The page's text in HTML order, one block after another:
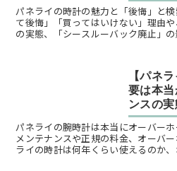
パネライの時計の魅力と「後悔」と
て後悔」「買ってはいけない」理由
の実態、「シースルーバック廃止」
【パネ
要は本
ンスの実
パネライの腕時計は本当にオーバー
メンテナンスや正規の料金、オーバ
ライの時計は何年くらい使えるのか